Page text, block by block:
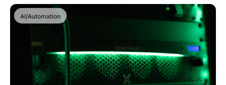
AI/Automation